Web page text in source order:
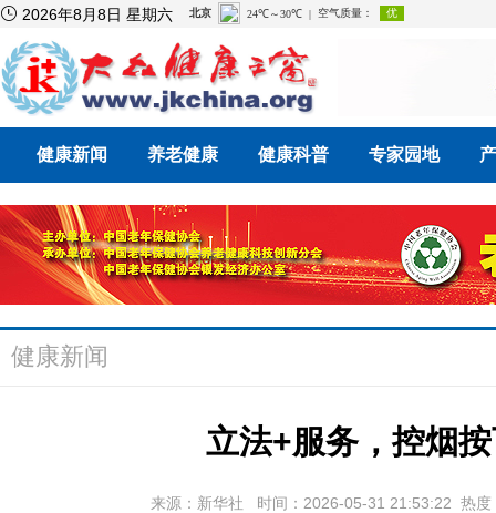
 2026年8月8日 星期六
健康新闻 养老健康 健康科普 专家园地
健康新闻
立法+服务，控烟
来源：新华社 时间：2026-05-31 21:53:22 热